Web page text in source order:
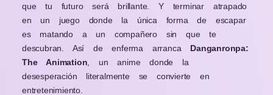
que tu futuro será brillante. Y terminar atrapado
en un juego donde la única forma de escapar
es matando a un compañero sin que te
descubran. Así de enferma arranca Danganronpa:
The Animation , un anime donde la
desesperación literalmente se convierte en
entretenimiento.